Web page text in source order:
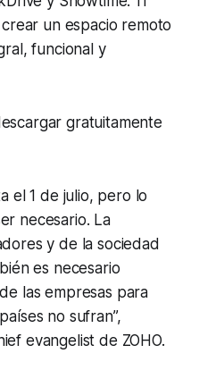
un espacio remoto
funcional y
gratuitamente
el 1 de julio, pero lo
necesario. La
y de la sociedad
es necesario
las empresas para
no sufran”,
evangelist de ZOHO.